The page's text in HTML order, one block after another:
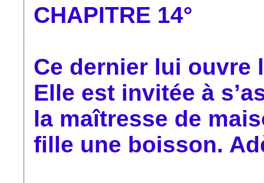
CHAPITRE 14°
Ce dernier lui ouvre
Elle est invitée à
la maîtresse de
fille une boisson.